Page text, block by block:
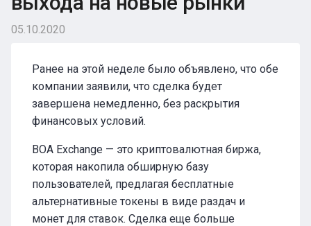
05.10.2020
Ранее на этой неделе было объявлено, что обе
компании заявили, что сделка будет
завершена немедленно, без раскрытия
финансовых условий.
BOA Exchange — это криптовалютная биржа,
которая накопила обширную базу
пользователей, предлагая бесплатные
альтернативные токены в виде раздач и
монет для ставок. Сделка еще больше